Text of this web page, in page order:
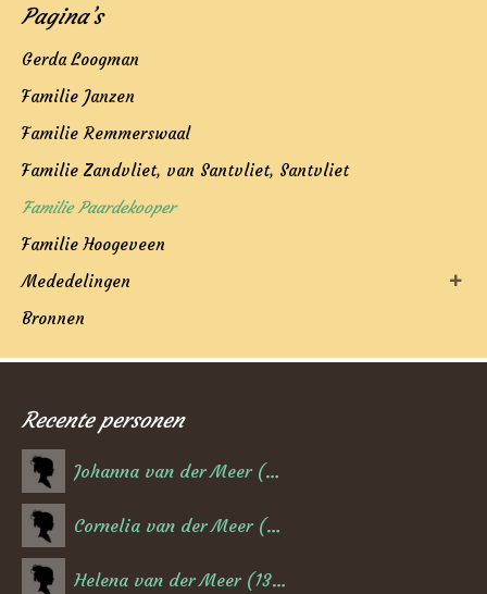
Pagina’s
Gerda Loogman
Familie Janzen
Familie Remmerswaal
Familie Zandvliet, van Santvliet, Santvliet
Familie Paardekooper
Familie Hoogeveen
Mededelingen
Bronnen
Recente personen
Johanna van der Meer (06-02-1884)
Cornelia van der Meer (17-02-1882)
Helena van der Meer (13-02-1880)